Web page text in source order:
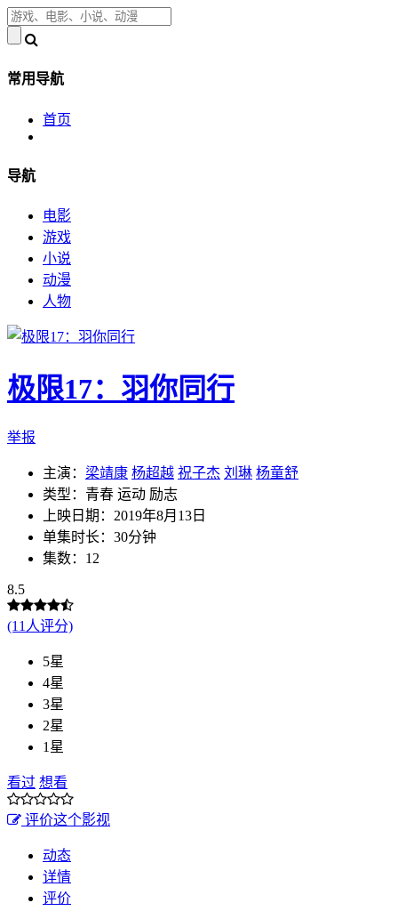
常用导航
首页
导航
电影
游戏
小说
动漫
人物
极限17：羽你同行
举报
主演： 梁靖康 杨超越 祝子杰 刘琳 杨童舒
类型：青春 运动 励志
上映日期：2019年8月13日
单集时长：30分钟
集数：12
8.5
(11人评分)
5星
4星
3星
2星
1星
看过 想看
评价这个影视
动态
详情
评价